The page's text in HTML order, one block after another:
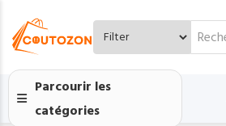
Search
Parcourir les
catégories